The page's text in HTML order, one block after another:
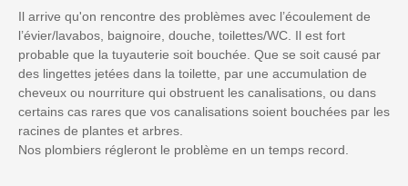
Il arrive qu'on rencontre des problèmes avec l’écoulement de
l’évier/lavabos, baignoire, douche, toilettes/WC. Il est fort
probable que la tuyauterie soit bouchée. Que se soit causé par
des lingettes jetées dans la toilette, par une accumulation de
cheveux ou nourriture qui obstruent les canalisations, ou dans
certains cas rares que vos canalisations soient bouchées par les
racines de plantes et arbres.
Nos plombiers régleront le problème en un temps record.